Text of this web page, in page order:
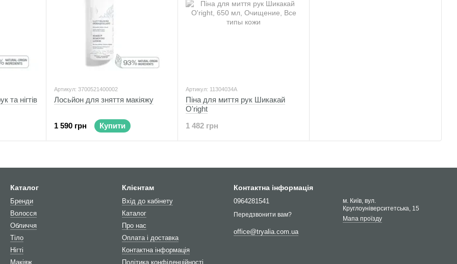
та нігтів
Артикул: 3700521400002
Лосьйон для зняття макіяжу
1 590 грн Купити
Артикул: 11304034А
Піна для миття рук Шикакай
O'right
1 482 грн
Каталог
Бренди
Волосся
Обличчя
Тіло
Нігті
Макіяж
Клієнтам
Вхід до кабінету
Каталог
Про нас
Оплата і доставка
Контактна інформація
Політика конфіденційності
Контактна інформація
0964281541
Передзвонити вам?
office@tryalia.com.ua
м. Київ, вул.
Круглоуніверситетська, 15
Мапа проїзду